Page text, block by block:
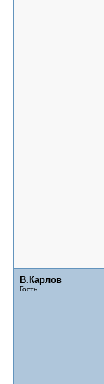
В.Карлов
Гость